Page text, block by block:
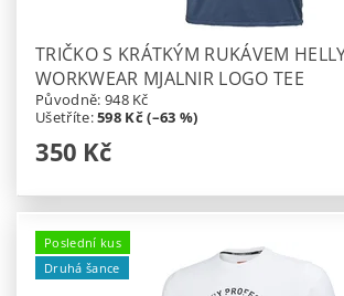
TRIČKO S KRÁTKÝM RUKÁVEM
WORKWEAR MJALNIR LOGO TEE
Původně: 948 Kč
Ušetříte:598 Kč (–63 %)
350 Kč
Poslední kus
Druhá šance